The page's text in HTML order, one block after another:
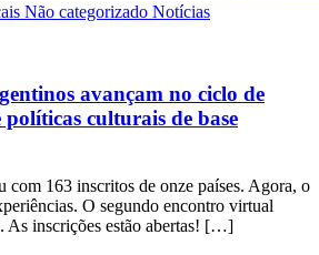
Não categorizado Notícias
avançam no ciclo de
culturais de base
com 163 inscritos de onze países. Agora, o
O segundo encontro virtual
As inscrições estão abertas! […]